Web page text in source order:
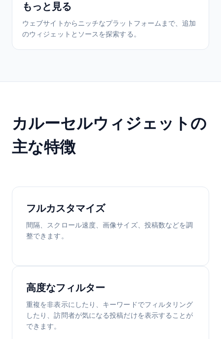
もっと見る
ウェブサイトからニッチなプラットフォームまで、追加
のウィジェットとソースを探索する。
カルーセルウィジェットの
主な特徴
フルカスタマイズ
間隔、スクロール速度、画像サイズ、投稿数などを調
整できます。
高度なフィルター
重複を非表示にしたり、キーワードでフィルタリング
したり、訪問者が気になる投稿だけを表示することが
できます。